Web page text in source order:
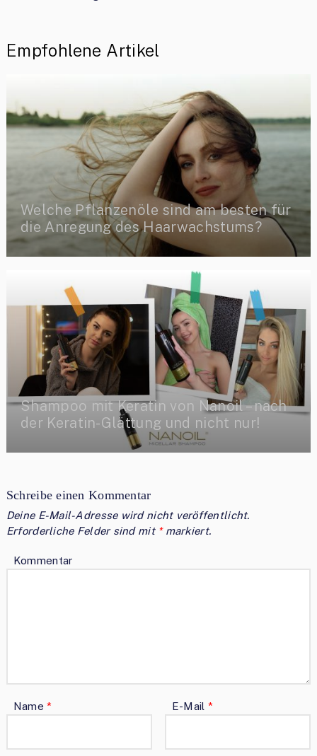
Empfohlene Artikel
Welche Pflanzenöle sind am besten für
die Anregung des Haarwachstums?
Shampoo mit Keratin von Nanoil – nach
der Keratin-Glättung und nicht nur!
Schreibe einen Kommentar
Deine E-Mail-Adresse wird nicht veröffentlicht.
Erforderliche Felder sind mit *markiert.
Kommentar
Name* E-Mail *